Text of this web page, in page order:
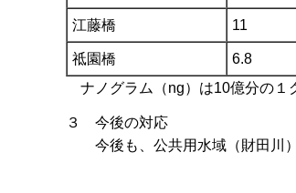
江藤橋 11
祗園橋 6.8
ナノグラム（ng）は10億分の１
３ 今後の対応
今後も、公共用水域（財田川）